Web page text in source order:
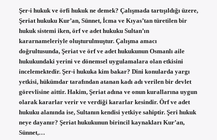
Şer-i hukuk ve örfi hukuk ne demek? Çalışmada tartışıldığı üzere,
Şeriat hukuku Kur’an, Sünnet, İcma ve Kıyas’tan türetilen bir
hukuk sistemi iken, örf ve adet hukuku Sultan’ın
kararnameleriyle oluşturulmuştur. Çalışma amacı
doğrultusunda, Şeriat ve örf ve adet hukukunun Osmanlı aile
hukukundaki yerini ve dönemsel uygulamalara olan etkisini
incelemektedir. Şer-i hukuka kim bakar? Dini konularda yargı
yetkisi, hükümdar tarafından atanan kadı adı verilen bir devlet
görevlisine aittir. Hakim, Şeriat adına ve onun kurallarına uygun
olarak kararlar verir ve verdiği kararlar kesindir. Örf ve adet
hukuku alanında ise, Sultanın kendisi yetkiye sahiptir. Şeri hukuk
neye dayanır? Şeriat hukukunun birincil kaynakları Kur’an,
Sünnet,…